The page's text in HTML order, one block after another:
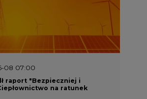
08 07:00
raport "Bezpieczniej i
na ratunek